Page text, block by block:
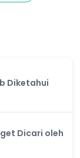
Diketahui
Dicari oleh